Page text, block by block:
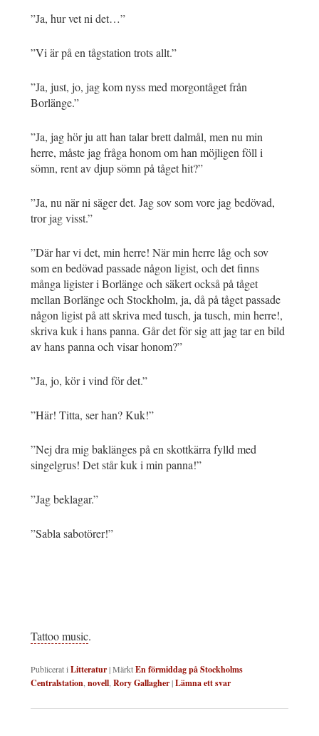
”Ja, hur vet ni det…”
”Vi är på en tågstation trots allt.”
”Ja, just, jo, jag kom nyss med morgontåget från
Borlänge.”
”Ja, jag hör ju att han talar brett dalmål, men nu min
herre, måste jag fråga honom om han möjligen föll i
sömn, rent av djup sömn på tåget hit?”
”Ja, nu när ni säger det. Jag sov som vore jag bedövad,
tror jag visst.”
”Där har vi det, min herre! När min herre låg och sov
som en bedövad passade någon ligist, och det finns
många ligister i Borlänge och säkert också på tåget
mellan Borlänge och Stockholm, ja, då på tåget passade
någon ligist på att skriva med tusch, ja tusch, min herre!,
skriva kuk i hans panna. Går det för sig att jag tar en bild
av hans panna och visar honom?”
”Ja, jo, kör i vind för det.”
”Här! Titta, ser han? Kuk!”
”Nej dra mig baklänges på en skottkärra fylld med
singelgrus! Det står kuk i min panna!”
”Jag beklagar.”
”Sabla sabotörer!”
Tattoo music.
Publicerat iLitteratur|MärktEn förmiddag på Stockholms
Centralstation,novell,Rory Gallagher|Lämna ett svar